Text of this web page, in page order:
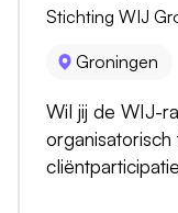
Stichting WIJ
Groningen
Wil jij de WIJ-